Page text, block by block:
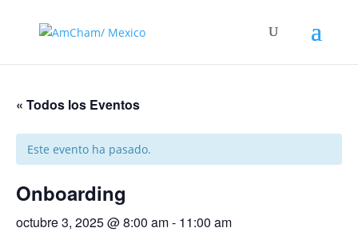
« Todos los Eventos
Este evento ha pasado.
Onboarding
octubre 3, 2025 @ 8:00 am- 11:00 am